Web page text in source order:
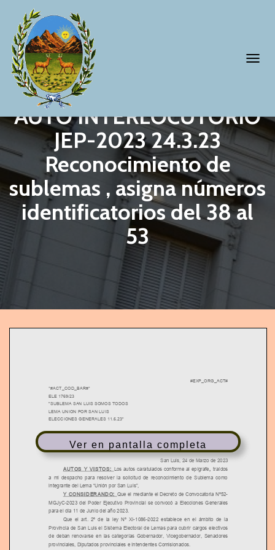
G
L
E
A
AUTO INTERLOCUTORIO
JEP-2023 24.3.23
Reconocimiento de
sublemas , asigna números
identificatorios del 38 al
53
Ver en pantalla completa
#EXP_ORG_ACT#
*#ACT_COD_BAR#*
ELE 1769/23
"SUBLEMA SAN LUIS SOMOS TODOS
LEMA UNION POR SAN LUIS
ELECCIONES GENERALES 11.6.23"
AUTO INTERLOCUTORIO
San Luis, 24 de Marzo de 2023
AUTOS Y VISTOS: Los autos caratulados conforme al epígrafe
traídos
a mi despacho para resolver la solicitud de reconocimiento de Sublema como
integrante del Lema “Unión por San Luis”,
Y CONSIDERANDO: Que el mediante el Decreto de Convocatoria Nº52-
MGJyC-2023 del Poder Ejecutivo Provincial se convocó a Elecciones Generales
para el día 11 de Junio del año 2023.
Que el art. 2º de la ley Nº XI-1086-2022 establece en el ámbito de la
Provincia de San Luis el Sistema Electoral de Lemas para cubrir cargos electivos
de deban renovarse en las categorías Gobernador, Vicegobernador, Senadores
provinciales, Diputados provinciales e Intendentes Comisionados.